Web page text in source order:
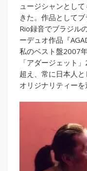
ュージシャンとし
きた。作品として
Rio録音でブラジル
ーデュオ作品『
私のベスト盤2007
「アダージェット
超え、常に日本人
オリジナリティーを